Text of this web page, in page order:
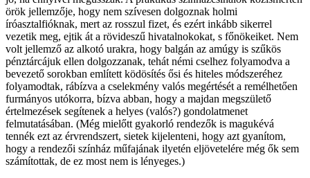
örök jellemzője, hogy nem szívesen dolgoznak holmi
íróasztalfióknak, mert az rosszul fizet, és ezért inkább sikerrel
vezetik meg, ejtik át a rövideszű hivatalnokokat, s főnökeiket. Nem
volt jellemző az alkotó urakra, hogy balgán az amúgy is szűkös
pénztárcájuk ellen dolgozzanak, tehát némi cselhez folyamodva a
bevezető sorokban említett ködösítés ősi és hiteles módszeréhez
folyamodtak, rábízva a cselekmény valós megértését a remélhetően
furmányos utókorra, bízva abban, hogy a majdan megszülető
értelmezések segítenek a helyes (valós?) gondolatmenet
felmutatásában. (Még mielőtt gyakorló rendezők is magukévá
tennék ezt az érvrendszert, sietek kijelenteni, hogy azt gyanítom,
hogy a rendezői színház műfajának ilyetén eljövetelére még ők sem
számítottak, de ez most nem is lényeges.)